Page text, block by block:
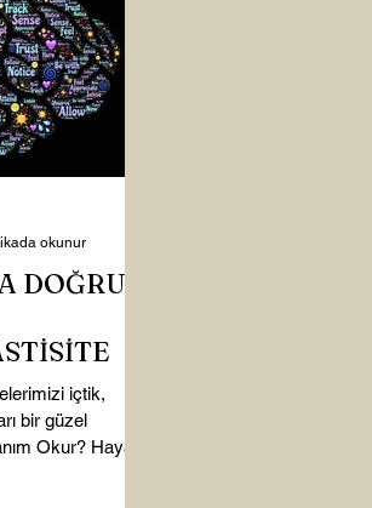
DOĞRU
içtik,
bir güzel
Okur? Hayatta
okunur